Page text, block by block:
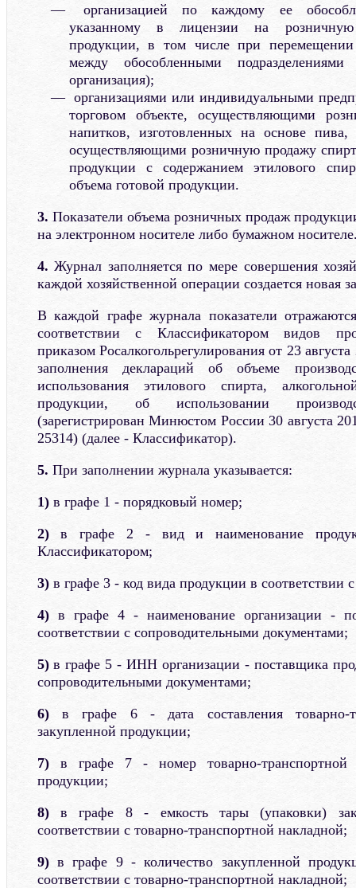
организацией по каждому ее
указанному в лицензии на розничную
продукции, в том числе при перемещении
между обособленными
организация);
организациями или индивидуальными
торговом объекте, осуществляющими
напитков, изготовленных на основе
осуществляющими розничную продажу
продукции с содержанием этилового
объема готовой продукции.
3. Показатели объема розничных продаж
на электронном носителе либо бумажном
4. Журнал заполняется по мере совершения
каждой хозяйственной операции создается новая
В каждой графе журнала показатели
соответствии с Классификатором видов
приказом Росалкогольрегулирования от 23
заполнения деклараций об объеме
использования этилового спирта,
продукции, об использовании
(зарегистрирован Минюстом России 30 августа
25314) (далее - Классификатор).
5. При заполнении журнала указывается:
1)в графе 1 - порядковый номер;
2)в графе 2 - вид и наименование
Классификатором;
3)в графе 3 - код вида продукции в соответствии
4)в графе 4 - наименование организации -
соответствии с сопроводительными документами;
5)в графе 5 - ИНН организации - поставщика
сопроводительными документами;
6)в графе 6 - дата составления товарно-
закупленной продукции;
7)в графе 7 - номер товарно-транспортной
продукции;
8)в графе 8 - емкость тары (упаковки)
соответствии с товарно-транспортной накладной;
9)в графе 9 - количество закупленной
соответствии с товарно-транспортной накладной;